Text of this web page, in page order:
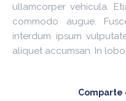
ullamcorper vehicula.
commodo augue.
interdum ipsum
aliquet accumsan. In
Comparte